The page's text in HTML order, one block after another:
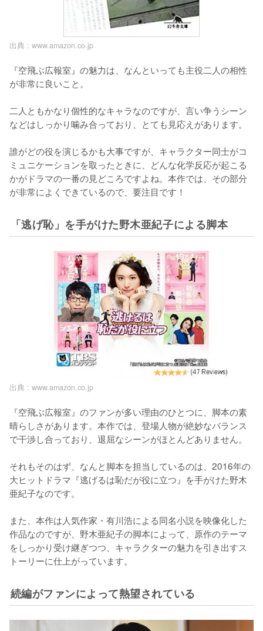
出典 : www.amazon.co.jp
『空飛ぶ広報室』の魅力は、なんといっても主役二人の相性
が非常に良いこと。
二人ともかなり個性的なキャラなのですが、言い争うシーン
などはしっかり噛み合っており、とても見応えがあります。
誰がどの役を演じるかも大事ですが、キャラクター同士がコ
ミュニケーションを取ったときに、どんな化学反応が起こる
かがドラマの一番の見どころですよね。本作では、その部分
が非常によくできているので、要注目です！
「逃げ恥」を手がけた野木亜紀子による脚本
出典 : www.amazon.co.jp
『空飛ぶ広報室』のファンが多い理由のひとつに、脚本の素
晴らしさがあります。本作では、登場人物が絶妙なバランス
で干渉し合っており、退屈なシーンがほとんどありません。
それもそのはず、なんと脚本を担当しているのは、2016年の
大ヒットドラマ『逃げるは恥だが役に立つ』を手がけた野木
亜紀子なのです。
また、本作は人気作家・有川浩による同名小説を映像化した
作品なのですが、野木亜紀子の脚本によって、原作のテーマ
をしっかり受け継ぎつつ、キャラクターの魅力を引き出すス
トーリーに仕上がっています。
続編がファンによって熱望されている